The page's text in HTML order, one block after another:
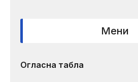
Мени
Огласна табла